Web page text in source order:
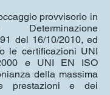
provvisorio in
del 16/10/2010, ed
le certificazioni UNI
e UNI EN ISO
della massima
prestazioni e dei